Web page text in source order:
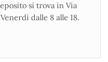
si trova in Via
dalle 8 alle 18.